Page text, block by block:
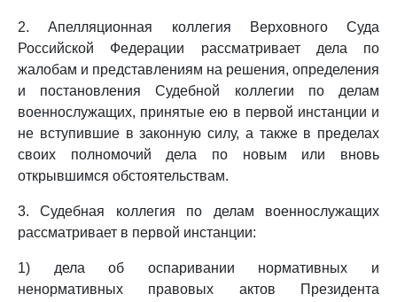
2. Апелляционная коллегия Верховного Суда
Российской Федерации рассматривает дела по
жалобам и представлениям на решения, определения
и постановления Судебной коллегии по делам
военнослужащих, принятые ею в первой инстанции и
не вступившие в законную силу, а также в пределах
своих полномочий дела по новым или вновь
открывшимся обстоятельствам.
3. Судебная коллегия по делам военнослужащих
рассматривает в первой инстанции:
1) дела об оспаривании нормативных и
ненормативных правовых актов Президента